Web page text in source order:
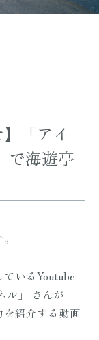
「アイ
で海遊亭
いるYoutube
ル」 さんが
紹介する動画